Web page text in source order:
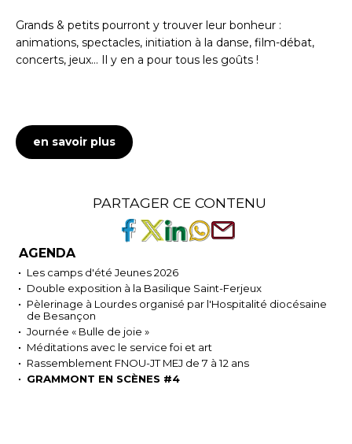
Grands & petits pourront y trouver leur bonheur :
animations, spectacles, initiation à la danse, film-débat,
concerts, jeux… Il y en a pour tous les goûts !
en savoir plus
PARTAGER CE CONTENU
AGENDA
Les camps d'été Jeunes 2026
Double exposition à la Basilique Saint-Ferjeux
Pèlerinage à Lourdes organisé par l'Hospitalité diocésaine
de Besançon
Journée « Bulle de joie »
Méditations avec le service foi et art
Rassemblement FNOU-JT MEJ de 7 à 12 ans
GRAMMONT EN SCÈNES #4